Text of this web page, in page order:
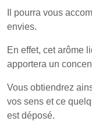
Il pourra vous
envies.
En effet, cet arôme
apportera un
Vous obtiendrez
vos sens et ce
est déposé.